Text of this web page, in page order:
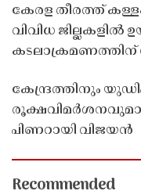
കേരള തീരത്ത്
വിവിധ ജില്ലകളിൽ
കേന്ദ്രത്തിനും
പിണറായി വിജയൻ
Recommended